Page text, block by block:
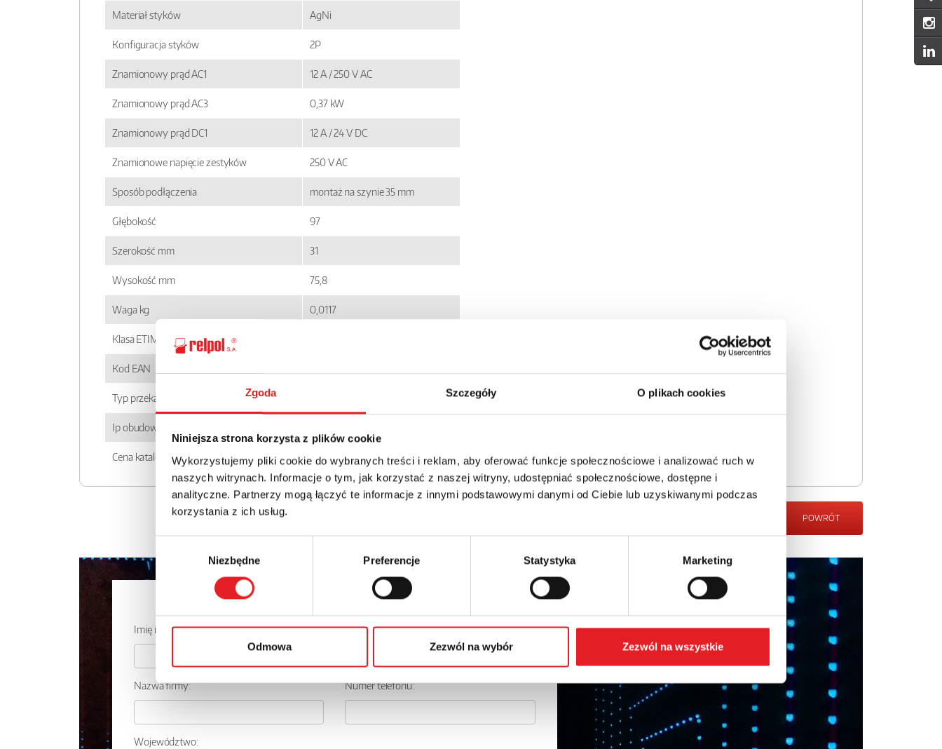
Zgoda Szczegóły O plikach cookies
Niniejsza strona korzysta z plików cookie
Wykorzystujemy pliki cookie do wybranych treści i reklam, aby oferować funkcje społecznościowe i analizować ruch w
naszych witrynach. Informacje o tym, jak korzystać z naszej witryny, udostępniać społecznościowe, dostępne i
analityczne. Partnerzy mogą łączyć te informacje z innymi podstawowymi danymi od Ciebie lub uzyskiwanymi podczas
korzystania z ich usług.
zgody
Niezbędne Preferencje Statystyka Marketing
Odmowa Zezwól na wybór Zezwól na wszystkie
Materiał styków AgNi
Konfiguracja styków 2P
Znamionowy prąd AC1 12 A / 250 V AC
Znamionowy prąd AC3 0,37 kW
Znamionowy prąd DC1 12 A / 24 V DC
Znamionowe napięcie zestyków 250 V AC
Sposób podłączenia montaż na szynie 35 mm
Głębokość 97
Szerokość mm 31
Wysokość mm 75,8
Waga kg 0,0117
Klasa ETIM
Kod EAN
Typ przekaźnika
Ip obudowy
Cena katalogowa 107.54zł + 23% VAT
POWRÓT
Zapytaj o szczegóły oferty
Imię i nazwisko: * Adres e-mail: *
Nazwa firmy: Numer telefonu:
Województwo: